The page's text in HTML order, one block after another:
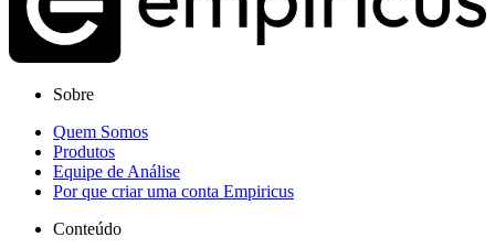
Sobre
Quem Somos
Produtos
Equipe de Análise
Por que criar uma conta Empiricus
Conteúdo